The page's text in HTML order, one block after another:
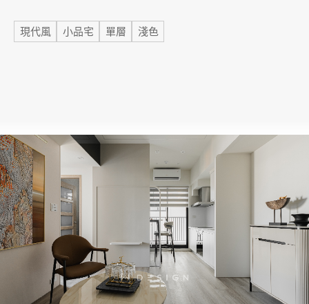
標籤
現代風 小品宅 單層 淺色